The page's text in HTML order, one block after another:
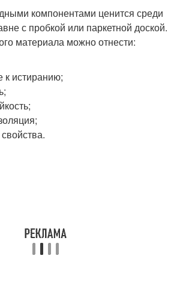
компонентами ценится среди
с пробкой или паркетной доской.
материала можно отнести:
к истиранию;